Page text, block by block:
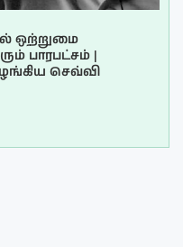
ஒற்றுமை
பாரபட்சம் |
செவ்வி